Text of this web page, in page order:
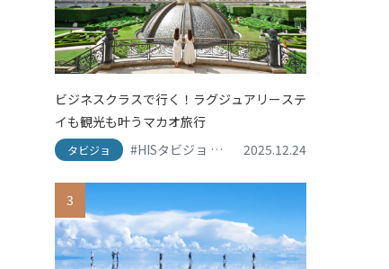
ビジネスクラスで行く！ラグジュアリーステ
イも観光も叶うマカオ旅行
タビジョ #HISタビジョ #HISタビジョレポーター
2025.12.24
3